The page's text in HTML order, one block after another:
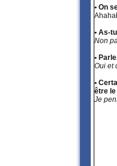
• On
• As-
Non
•
Oui et
•
être
Je